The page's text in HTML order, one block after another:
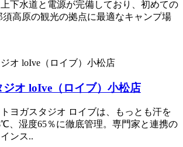
下水道と電源が完備しており、初めての
須高原の観光の拠点に最適なキャンプ場
オ loIve（ロイブ）小松店
ヨガスタジオ ロイブは、もっとも汗を
、湿度65％に徹底管理。専門家と連携の
ンス..